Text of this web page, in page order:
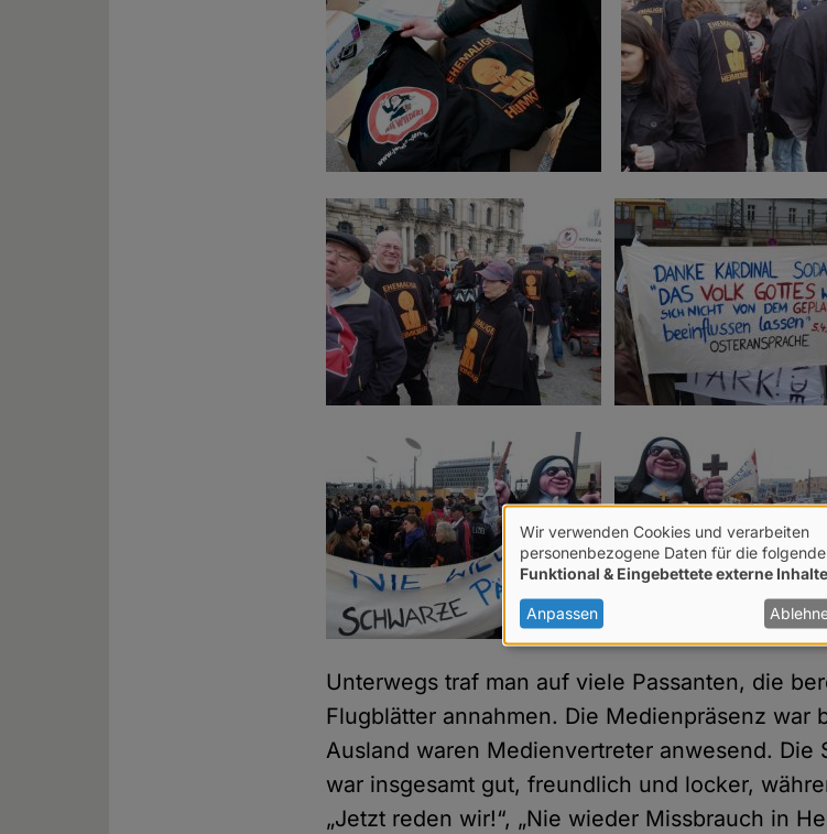
Unterwegs traf man auf viele Passanten, die
Flugblätter annahmen. Die Medienpräsenz war
Ausland waren Medienvertreter anwesend. Die
war insgesamt gut, freundlich und locker,
„Jetzt reden wir!“, „Nie wieder Missbrauch in
Verwendung
von
personenbezogenen
Daten
und
Cookies
Wir verwenden Cookies und verarbeiten
personenbezogene Daten für die
Funktional & Eingebettete externe Inhalte
Anpassen